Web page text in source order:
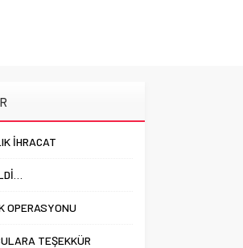
İHRACAT
OPERASYONU
TEŞEKKÜR